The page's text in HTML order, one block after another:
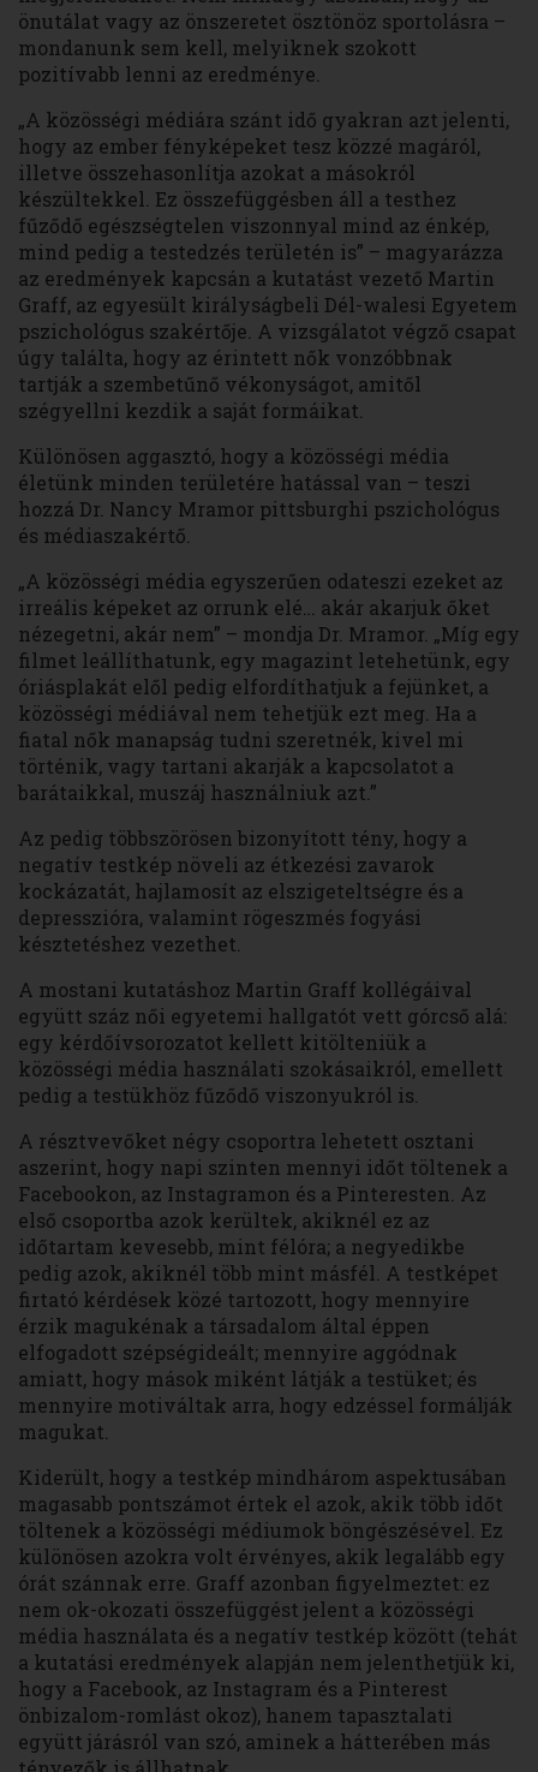
önutálat vagy az önszeretet ösztönöz sportolásra –
mondanunk sem kell, melyiknek szokott
pozitívabb lenni az eredménye.
„A közösségi médiára szánt idő gyakran azt jelenti,
hogy az ember fényképeket tesz közzé magáról,
illetve összehasonlítja azokat a másokról
készültekkel. Ez összefüggésben áll a testhez
fűződő egészségtelen viszonnyal mind az énkép,
mind pedig a testedzés területén is” – magyarázza
az eredmények kapcsán a kutatást vezető Martin
Graff, az egyesült királyságbeli Dél-walesi Egyetem
pszichológus szakértője. A vizsgálatot végző csapat
úgy találta, hogy az érintett nők vonzóbbnak
tartják a szembetűnő vékonyságot, amitől
szégyellni kezdik a saját formáikat.
Különösen aggasztó, hogy a közösségi média
életünk minden területére hatással van – teszi
hozzá Dr. Nancy Mramor pittsburghi pszichológus
és médiaszakértő.
„A közösségi média egyszerűen odateszi ezeket az
irreális képeket az orrunk elé… akár akarjuk őket
nézegetni, akár nem” – mondja Dr. Mramor. „Míg egy
filmet leállíthatunk, egy magazint letehetünk, egy
óriásplakát elől pedig elfordíthatjuk a fejünket, a
közösségi médiával nem tehetjük ezt meg. Ha a
fiatal nők manapság tudni szeretnék, kivel mi
történik, vagy tartani akarják a kapcsolatot a
barátaikkal, muszáj használniuk azt.”
Az pedig többszörösen bizonyított tény, hogy a
negatív testkép növeli az étkezési zavarok
kockázatát, hajlamosít az elszigeteltségre és a
depresszióra, valamint rögeszmés fogyási
késztetéshez vezethet.
A mostani kutatáshoz Martin Graff kollégáival
együtt száz női egyetemi hallgatót vett górcső alá:
egy kérdőívsorozatot kellett kitölteniük a
közösségi média használati szokásaikról, emellett
pedig a testükhöz fűződő viszonyukról is.
A résztvevőket négy csoportra lehetett osztani
aszerint, hogy napi szinten mennyi időt töltenek a
Facebookon, az Instagramon és a Pinteresten. Az
első csoportba azok kerültek, akiknél ez az
időtartam kevesebb, mint félóra; a negyedikbe
pedig azok, akiknél több mint másfél. A testképet
firtató kérdések közé tartozott, hogy mennyire
érzik magukénak a társadalom által éppen
elfogadott szépségideált; mennyire aggódnak
amiatt, hogy mások miként látják a testüket; és
mennyire motiváltak arra, hogy edzéssel formálják
magukat.
Kiderült, hogy a testkép mindhárom aspektusában
magasabb pontszámot értek el azok, akik több időt
töltenek a közösségi médiumok böngészésével. Ez
különösen azokra volt érvényes, akik legalább egy
órát szánnak erre. Graff azonban figyelmeztet: ez
nem ok-okozati összefüggést jelent a közösségi
média használata és a negatív testkép között (tehát
a kutatási eredmények alapján nem jelenthetjük ki,
hogy a Facebook, az Instagram és a Pinterest
önbizalom-romlást okoz), hanem tapasztalati
együtt járásról van szó, aminek a hátterében más